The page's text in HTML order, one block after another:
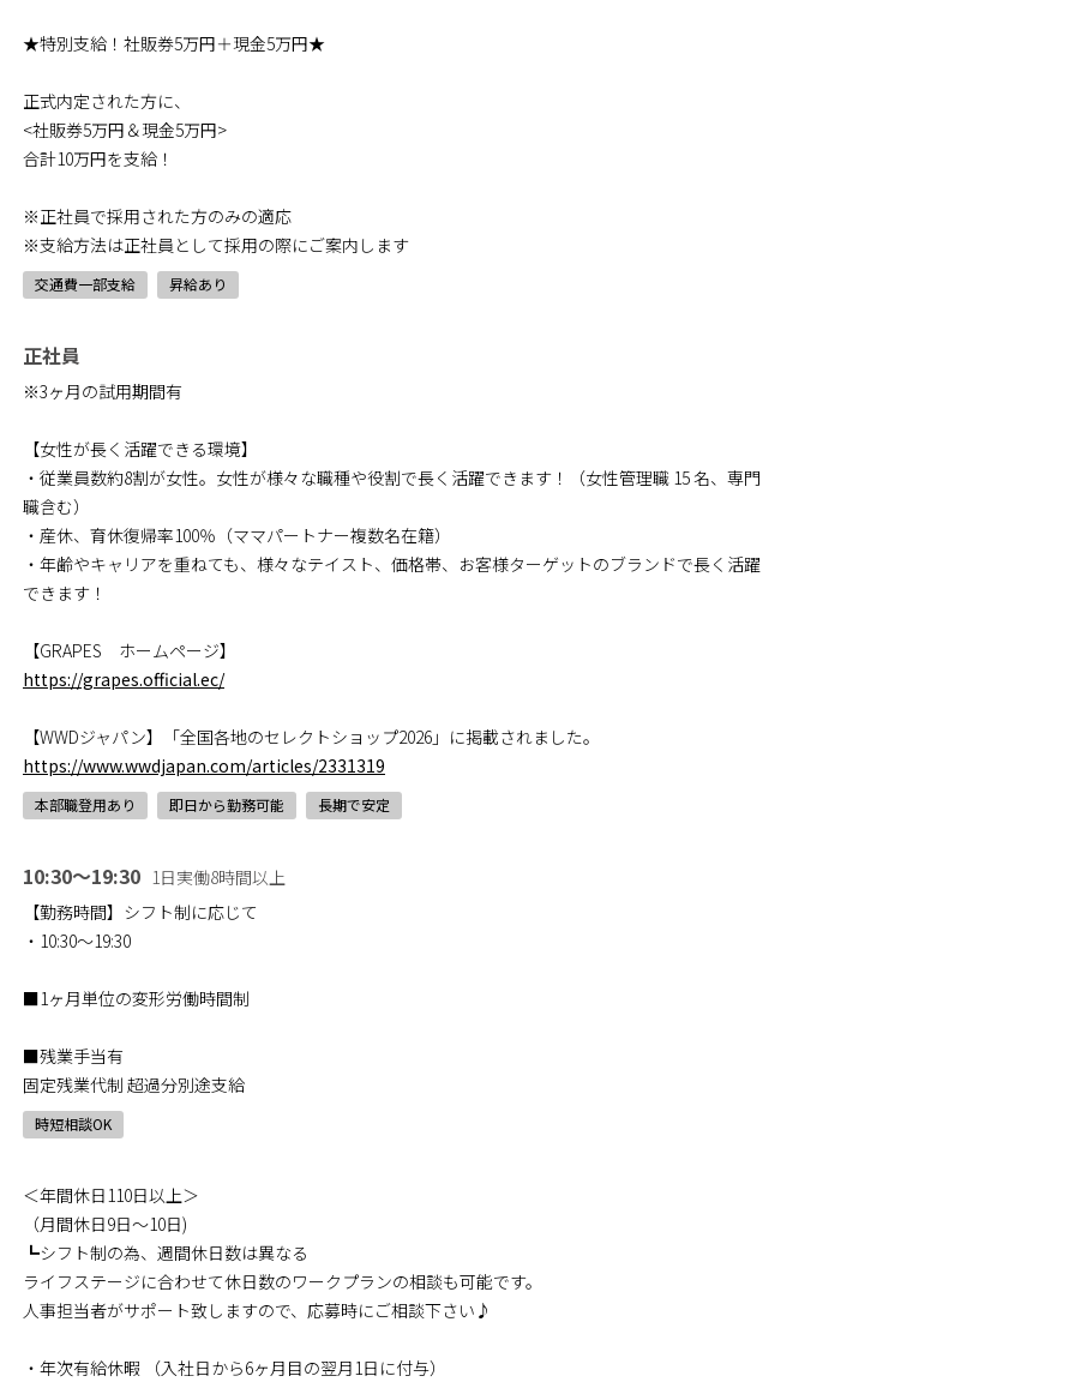
★特別支給！社販券5万円＋現金5万円★
正式内定された方に、
<社販券5万円＆現金5万円>
合計10万円を支給！
※正社員で採用された方のみの適応
※支給方法は正社員として採用の際にご案内します
交通費一部支給 昇給あり
正社員
※3ヶ月の試用期間有
【女性が長く活躍できる環境】
・従業員数約8割が女性。女性が様々な職種や役割で長く活躍できます！（女性管理職 15 名、専門
職含む）
・産休、育休復帰率100％（ママパートナー複数名在籍）
・年齢やキャリアを重ねても、様々なテイスト、価格帯、お客様ターゲットのブランドで長く活躍
できます！
【GRAPES ホームページ】
https://grapes.official.ec/
【WWDジャパン】「全国各地のセレクトショップ2026」に掲載されました。
https://www.wwdjapan.com/articles/2331319
本部職登用あり 即日から勤務可能 長期で安定
10:30～19:30 1日実働8時間以上
【勤務時間】シフト制に応じて
・10:30～19:30
■1ヶ月単位の変形労働時間制
■残業手当有
固定残業代制 超過分別途支給
時短相談OK
＜年間休日110日以上＞
（月間休日9日～10日)
┗シフト制の為、週間休日数は異なる
ライフステージに合わせて休日数のワークプランの相談も可能です。
人事担当者がサポート致しますので、応募時にご相談下さい♪
・年次有給休暇 （入社日から6ヶ月目の翌月1日に付与）